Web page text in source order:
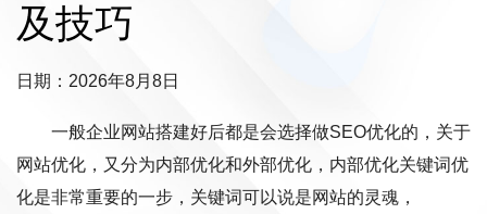
及技巧
日期：2026年8月8日
一般企业网站搭建好后都是会选择做SEO优化的，关于
网站优化，又分为内部优化和外部优化，内部优化关键词优
化是非常重要的一步，关键词可以说是网站的灵魂，